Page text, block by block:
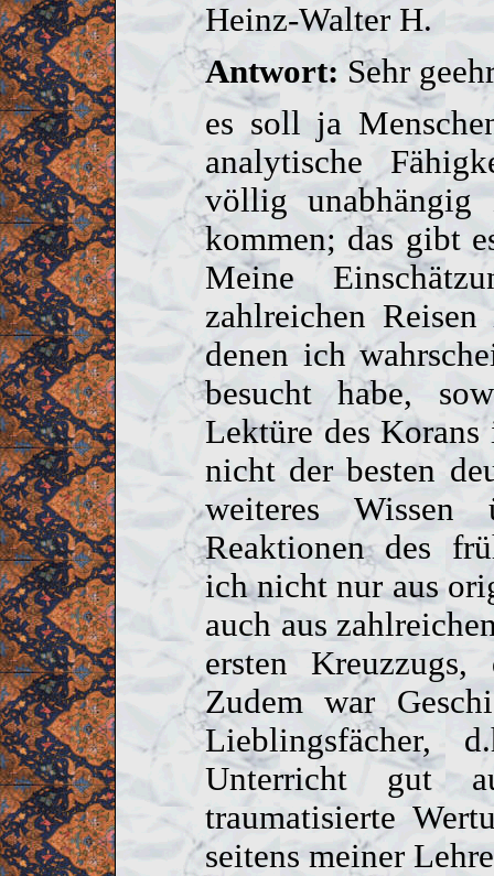
Heinz-Walter H.
Antwort: Sehr
es soll ja
analytische
völlig unabhängig
kommen; das gibt
Meine
zahlreichen
denen ich
besucht habe,
Lektüre des
nicht der besten
weiteres
Reaktionen des
ich nicht nur aus
auch aus
ersten
Zudem war
Lieblingsfächer,
Unterricht gut
traumatisierte
seitens meiner